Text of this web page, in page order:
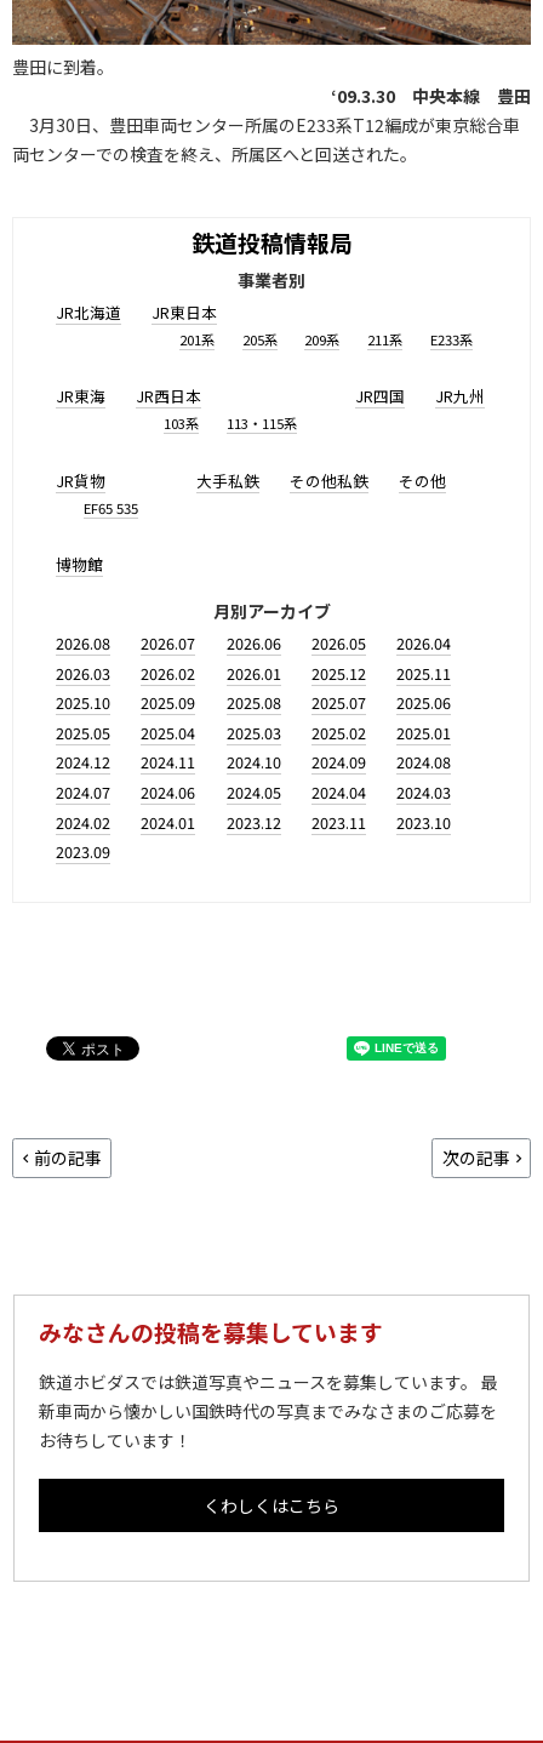
豊田に到着。
‘09.3.30 中央本線 豊田
3月30日、豊田車両センター所属のE233系T12編成が東京総合車
両センターでの検査を終え、所属区へと回送された。
鉄道投稿情報局
事業者別
JR北海道 JR東日本
201系 205系 209系 211系 E233系
JR東海 JR西日本
103系 113・115系
JR四国 JR九州
JR貨物
EF65 535
大手私鉄 その他私鉄 その他
博物館
月別アーカイブ
2026.08 2026.07 2026.06 2026.05
2026.04
2026.03
2026.02 2026.01 2025.12
2025.11
2025.10
2025.09 2025.08 2025.07
2025.06
2025.05
2025.04 2025.03 2025.02
2025.01
2024.12
2024.11 2024.10 2024.09
2024.08
2024.07
2024.06 2024.05 2024.04
2024.03
2024.02
2024.01 2023.12 2023.11
2023.10
2023.09
前の記事 次の記事
みなさんの投稿を募集しています
鉄道ホビダスでは鉄道写真やニュースを募集しています。 最
新車両から懐かしい国鉄時代の写真までみなさまのご応募を
お待ちしています！
くわしくはこちら